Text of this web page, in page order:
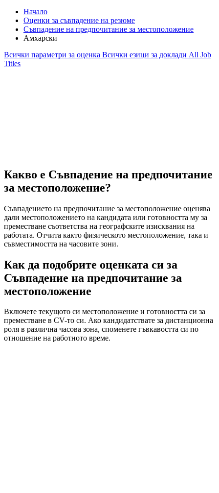
Начало
Оценки за съвпадение на резюме
Съвпадение на предпочитание за местоположение
Амхарски
Всички параметри за оценка Всички езици за доклади All Job
Titles
Какво е Съвпадение на предпочитание
за местоположение?
Съвпадението на предпочитание за местоположение оценява
дали местоположението на кандидата или готовността му за
преместване съответства на географските изисквания на
работата. Отчита както физическото местоположение, така и
съвместимостта на часовите зони.
Как да подобрите оценката си за
Съвпадение на предпочитание за
местоположение
Включете текущото си местоположение и готовността си за
преместване в CV-то си. Ако кандидатствате за дистанционна
роля в различна часова зона, споменете гъвкавостта си по
отношение на работното време.